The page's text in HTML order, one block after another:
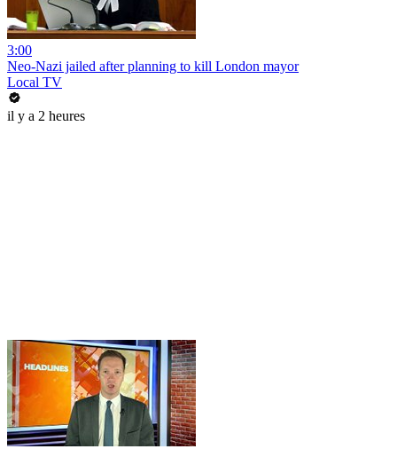
3:00
Neo-Nazi jailed after planning to kill London mayor
Local TV
il y a 2 heures